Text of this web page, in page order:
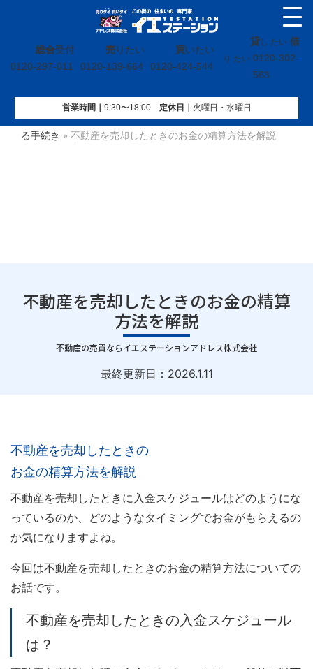
総合受付
0120-297-011
売りたい
0120-139-664
買いたい
0120-424-544
貸し たい 借
り たい 0120-302-
563
営業時間｜ 9:30〜18:00定休⽇｜ 火曜⽇・水曜⽇
イエステーション»不動産売却コラム»【売】不動産に関す
る手続き » 不動産を売却したときのお金の精算方法を解説
不動産を売却したときのお金の精算
方法を解説
｜
不動産の売買ならイエステーションアドレス株式会社
最終更新日： 2026.1.11
不動産を売却したときの
お金の精算方法を解説
不動産を売却したときに入金スケジュールはどのようにな
っているのか、どのようなタイミングでお金がもらえるの
か気になりますよね。
今回は不動産を売却したときのお金の精算方法についての
お話です。
不動産を売却したときの入金スケジュール
は？